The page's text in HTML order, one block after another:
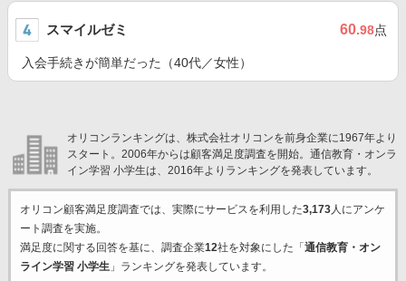
スマイルゼミ 60.98点
入会手続きが簡単だった（40代／女性）
オリコンランキングは、株式会社オリコンを前身企業に1967年より
スタート。2006年からは顧客満足度調査を開始。通信教育・オンラ
イン学習 小学生は、2016年よりランキングを発表しています。
オリコン顧客満足度調査では、実際にサービスを利用した3,173人にアンケ
ート調査を実施。
満足度に関する回答を基に、調査企業12社を対象にした「 通信教育・オン
ライン学習 小学生」ランキングを発表しています。